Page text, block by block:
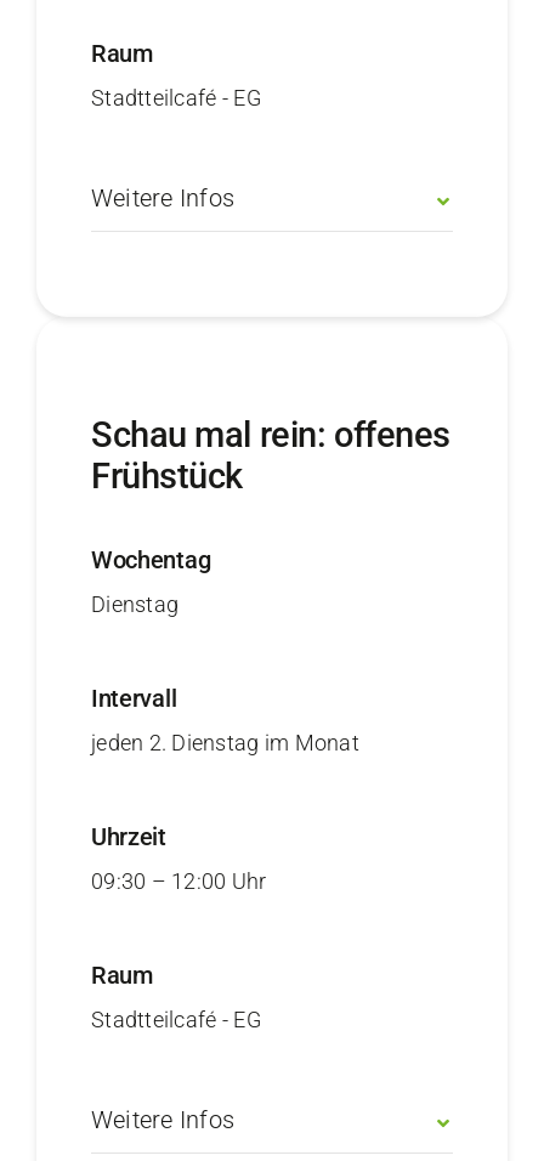
Raum
Stadtteilcafé - EG
Weitere Infos
Schau mal rein: offenes
Frühstück
Wochentag
Dienstag
Intervall
jeden 2. Dienstag im Monat
Uhrzeit
09:30 – 12:00 Uhr
Raum
Stadtteilcafé - EG
Weitere Infos